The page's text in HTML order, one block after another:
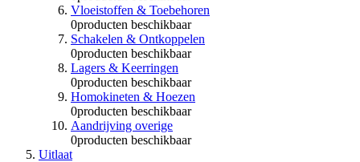
Vloeistoffen & Toebehoren
0producten beschikbaar
Schakelen & Ontkoppelen
0producten beschikbaar
Lagers & Keerringen
0producten beschikbaar
Homokineten & Hoezen
0producten beschikbaar
Aandrijving overige
0producten beschikbaar
Uitlaat